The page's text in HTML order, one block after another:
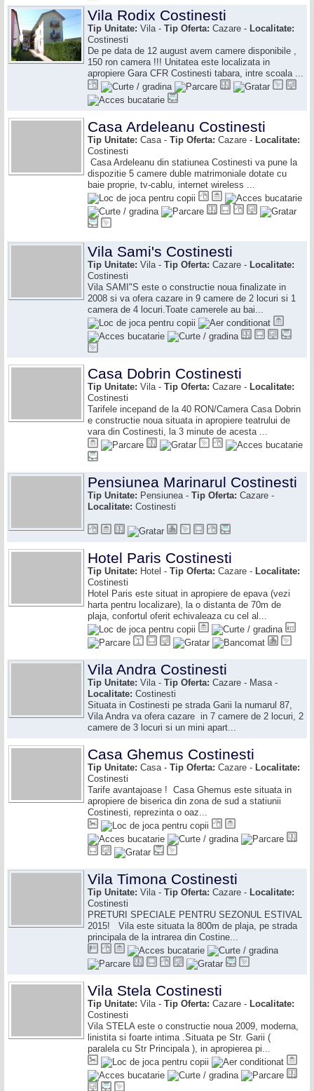
Vila Rodix Costinesti
Tip Unitate: Vila - Tip Oferta: Cazare - Localitate:
Costinesti
De pe data de 12 august avem camere disponibile ,
150 ron camera !!! Unitatea este localizata in
apropiere Gara CFR Costinesti tabara, intre scoala ...
Casa Ardeleanu Costinesti
Tip Unitate: Casa - Tip Oferta: Cazare - Localitate:
Costinesti
Casa Ardeleanu din statiunea Costinesti va pune la
dispozitie 5 camere duble matrimoniale dotate cu
baie proprie, tv-cablu, internet wireless ...
Vila Sami's Costinesti
Tip Unitate: Vila - Tip Oferta: Cazare - Localitate:
Costinesti
Vila SAMI"S este o constructie noua finalizate in
2008 si va ofera cazare in 9 camere de 2 locuri si 1
camera de 4 locuri.Toate camerele au bai...
Casa Dobrin Costinesti
Tip Unitate: Vila - Tip Oferta: Cazare - Localitate:
Costinesti
Tarifele incepand de la 40 RON/Camera Casa Dobrin
e constructie noua situata in apropiere teatrului de
vara din Costinesti, la 3 minute de acesta ...
Pensiunea Marinarul Costinesti
Tip Unitate: Pensiunea - Tip Oferta: Cazare -
Localitate: Costinesti
Hotel Paris Costinesti
Tip Unitate: Hotel - Tip Oferta: Cazare - Localitate:
Costinesti
Hotel Paris este situat in apropiere de epava (vezi
harta pentru localizare), la o distanta de 70m de
plaja, confortul oferit echivaleaza cu cel al...
Vila Andra Costinesti
Tip Unitate: Vila - Tip Oferta: Cazare - Masa -
Localitate: Costinesti
Situata in Costinesti pe strada Garii la numarul 87,
Vila Andra va ofera cazare in 7 camere de 2 locuri, 2
camere de 3 locuri si un mini apart...
Casa Ghemus Costinesti
Tip Unitate: Casa - Tip Oferta: Cazare - Localitate:
Costinesti
Tarife avantajoase ! Casa Ghemus este situata in
apropiere de biserica din zona de sud a statiunii
Costinesti, reprezinta o oaz...
Vila Timona Costinesti
Tip Unitate: Vila - Tip Oferta: Cazare - Localitate:
Costinesti
PRETURI SPECIALE PENTRU SEZONUL ESTIVAL
2015! Vila este situata la 800m de plaja, pe strada
principala de la intrarea din Costine...
Vila Stela Costinesti
Tip Unitate: Vila - Tip Oferta: Cazare - Localitate:
Costinesti
Vila STELA este o constructie noua 2009, moderna,
linistita si foarte intima .Situata pe Str. Garii (
paralela cu Str Principala ), in apropierea pi...